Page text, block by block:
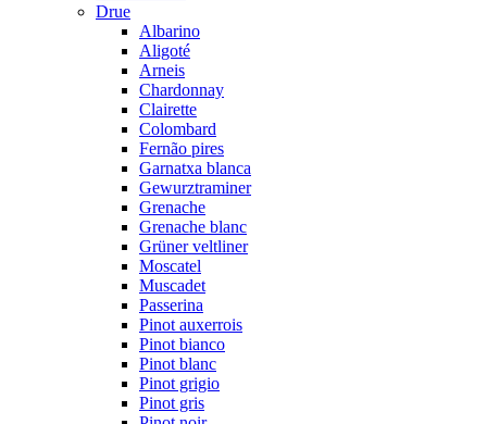
Drue
Albarino
Aligoté
Arneis
Chardonnay
Clairette
Colombard
Fernão pires
Garnatxa blanca
Gewurztraminer
Grenache
Grenache blanc
Grüner veltliner
Moscatel
Muscadet
Passerina
Pinot auxerrois
Pinot bianco
Pinot blanc
Pinot grigio
Pinot gris